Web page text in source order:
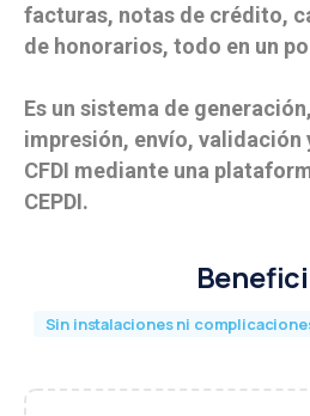
facturas, notas de crédito,
de honorarios, todo en un
Es un sistema de
impresión, envío, validación
CFDI mediante una
CEPDI.
Sin instalaciones ni